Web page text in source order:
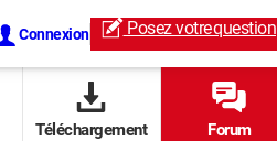
Connexion Posez votrequestion
Téléchargement Forum